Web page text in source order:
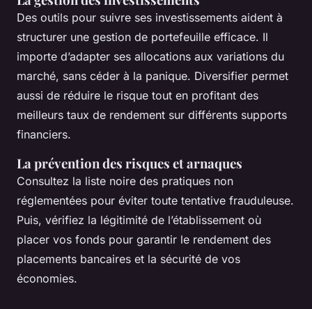
Des outils pour suivre ses investissements aident à
structurer une gestion de portefeuille efficace. Il
importe d’adapter ses allocations aux variations du
marché, sans céder à la panique. Diversifier permet
aussi de réduire le risque tout en profitant des
meilleurs taux de rendement sur différents supports
financiers.
La prévention des risques et arnaques
Consultez la liste noire des pratiques non
réglementées pour éviter toute tentative frauduleuse.
Puis, vérifiez la légitimité de l’établissement où
placer vos fonds pour garantir le rendement des
placements bancaires et la sécurité de vos
économies.